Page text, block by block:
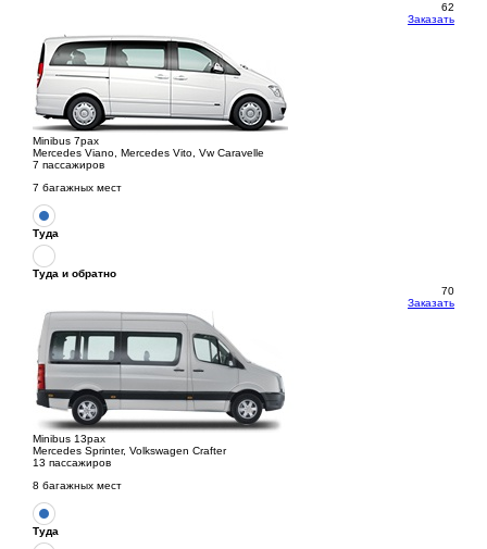
62
Заказать
Minibus 7pax
Mercedes Viano, Mercedes Vito, Vw Caravelle
7 пассажиров
7 багажных мест
Туда
Туда и обратно
70
Заказать
Minibus 13pax
Mercedes Sprinter, Volkswagen Crafter
13 пассажиров
8 багажных мест
Туда